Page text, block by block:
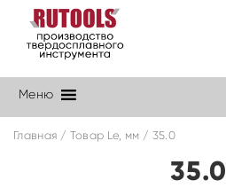
Меню
Главная / Товар Le, мм / 35.0
35.0